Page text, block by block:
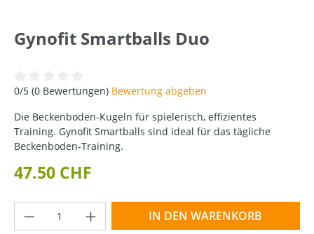
Gynofit Smartballs Duo
Durchschnittliche Bewertung von 0 von 5 Sternen
0/5 (0 Bewertungen) Bewertung abgeben
Die Beckenboden-Kugeln für spielerisch, effizientes
Training. Gynofit Smartballs sind ideal für das tägliche
Beckenboden-Training.
47.50 CHF
Produkt Anzahl: Gib den gewünschten
IN DEN WARENKORB